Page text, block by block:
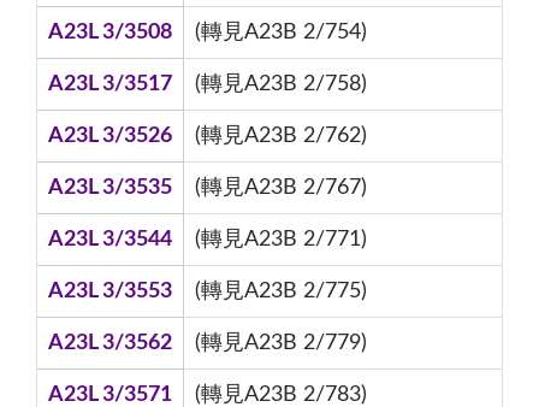
A23L 3/3508 (轉見A23B 2/754)
A23L 3/3517 (轉見A23B 2/758)
A23L 3/3526 (轉見A23B 2/762)
A23L 3/3535 (轉見A23B 2/767)
A23L 3/3544 (轉見A23B 2/771)
A23L 3/3553 (轉見A23B 2/775)
A23L 3/3562 (轉見A23B 2/779)
A23L 3/3571 (轉見A23B 2/783)